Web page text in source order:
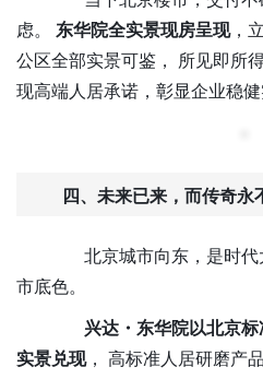
虑。
东华院全实景现房呈现，
公区全部实景可鉴，
所见即所
现高端人居承诺，彰显企业稳健
四、 未来已来，而传奇永
北京城市向东，是时代
市底色。
兴达・东华院以北京标
实景兑现， 高标准人居研磨产品